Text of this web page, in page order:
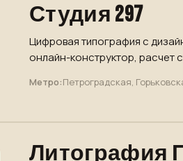
Студия 297
Цифровая типография с
онлайн-конструктор, расчет
Метро:Петроградская,
Литография